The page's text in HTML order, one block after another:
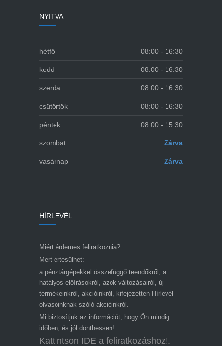
NYITVA
hétfő 08:00 - 16:30
kedd 08:00 - 16:30
szerda 08:00 - 16:30
csütörtök 08:00 - 16:30
péntek 08:00 - 15:30
szombat Zárva
vasárnap Zárva
HÍRLEVÉL
Miért érdemes feliratkoznia?
Mert értesülhet:
a pénztárgépekkel összefüggő teendőkről, a
hatályos előírásokról, azok változásairól, új
termékeinkről, akcióinkról, kifejezetten Hírlevél
olvasóinknak szóló akcióinkról.
Mi biztosítjuk az információt, hogy Ön mindig
időben, és jól dönthessen!
Kattintson IDE a feliratkozáshoz!.